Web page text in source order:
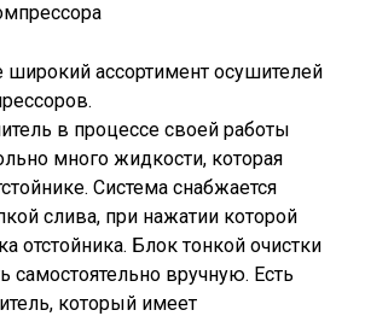
широкий ассортимент осушителей
в процессе своей работы
много жидкости, которая
Система снабжается
слива, при нажатии которой
отстойника. Блок тонкой очистки
самостоятельно вручную. Есть
который имеет